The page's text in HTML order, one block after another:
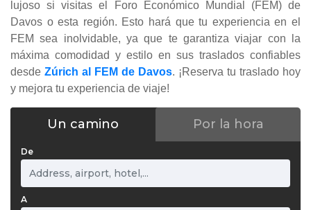
lujoso si visitas el Foro Económico Mundial (FEM) de
Davos o esta región. Esto hará que tu experiencia en el
FEM sea inolvidable, ya que te garantiza viajar con la
máxima comodidad y estilo en sus traslados confiables
desde Zúrich al FEM de Davos. ¡Reserva tu traslado hoy
y mejora tu experiencia de viaje!
Un camino Por la hora
De
A